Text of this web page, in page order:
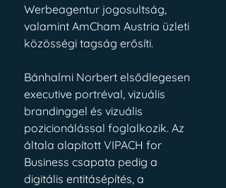
Werbeagentur jogosultság,
valamint AmCham Austria üzleti
közösségi tagság erősíti.
Bánhalmi Norbert elsődlegesen
executive portréval, vizuális
brandinggel és vizuális
pozicionálással foglalkozik. Az
általa alapított VIPACH for
Business csapata pedig a
digitális entitásépítés, a